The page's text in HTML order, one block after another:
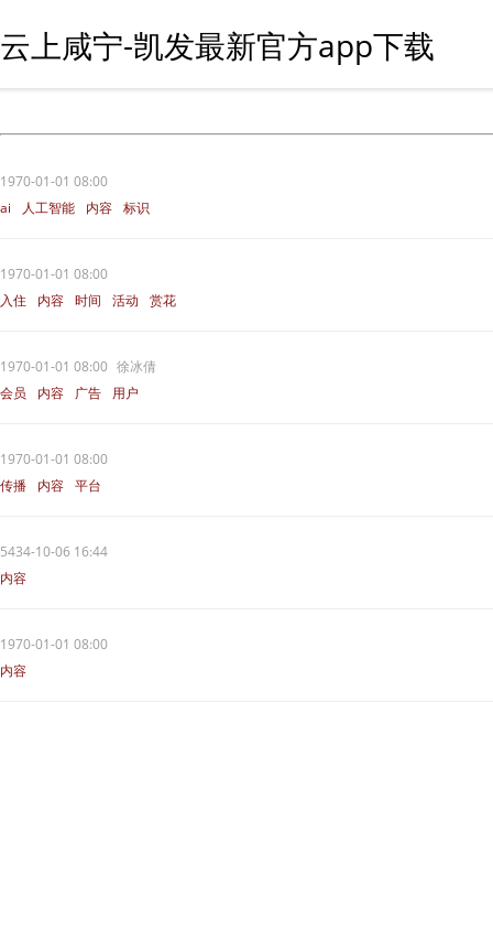
云上咸宁-凯发最新官方app下载
1970-01-01 08:00
ai
人工智能 内容 标识
1970-01-01 08:00
入住
内容 时间 活动 赏花
1970-01-01 08:00 徐冰倩
会员
内容 广告 用户
1970-01-01 08:00
传播
内容 平台
5434-10-06 16:44
内容
1970-01-01 08:00
内容